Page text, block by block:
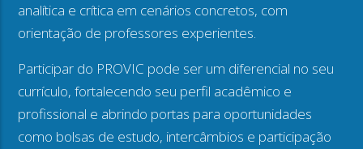
analítica e crítica em cenários concretos, com
orientação de professores experientes.
Participar do PROVIC pode ser um diferencial no seu
currículo, fortalecendo seu perfil acadêmico e
profissional e abrindo portas para oportunidades
como bolsas de estudo, intercâmbios e participação